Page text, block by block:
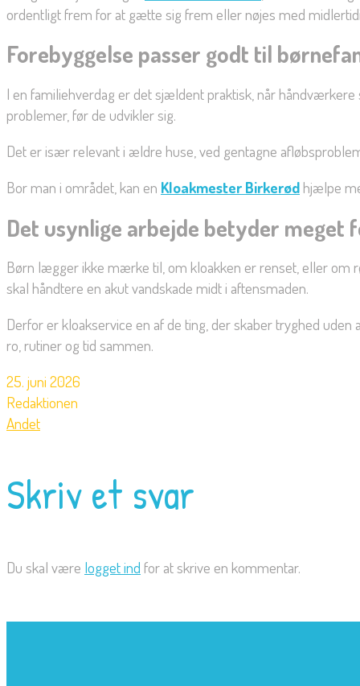
ordentligt frem for at gætte sig frem eller nøjes med
Forebyggelse passer godt til
I en familiehverdag er det sjældent praktisk, når
problemer, før de udvikler sig.
Det er især relevant i ældre huse, ved gentagne
Bor man i området, kan en Kloakmester Birkerød hjælpe
Det usynlige arbejde betyder meget
Børn lægger ikke mærke til, om kloakken er renset, eller om
skal håndtere en akut vandskade midt i aftensmaden.
Derfor er kloakservice en af de ting, der skaber tryghed
ro, rutiner og tid sammen.
25. juni 2026
Redaktionen
Andet
Skriv et svar
Du skal være logget ind for at skrive en kommentar.